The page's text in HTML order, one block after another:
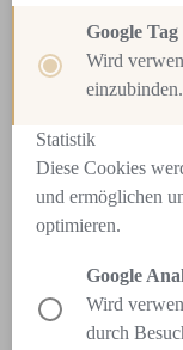
Auf Wunsch:
Haarentfernung
February 15th, 2021
Google
Wird
einzubinden.
Statistik
Diese Cookies
und ermöglichen
optimieren.
Google
Wird
durch